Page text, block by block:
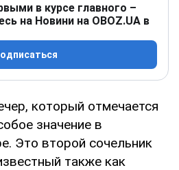
в курсе главного –
на Новини на OBOZ.UA в
который отмечается
значение в
Это второй сочельник
также как